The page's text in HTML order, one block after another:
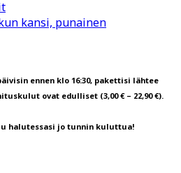
kansi, punainen
ennen klo 16:30, pakettisi lähtee
ovat edulliset (3,00 € – 22,90 €).
halutessasi jo tunnin kuluttua!